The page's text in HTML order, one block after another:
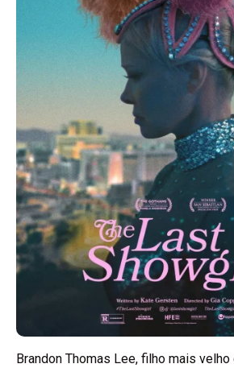
Brandon Thomas Lee, filho mais velho